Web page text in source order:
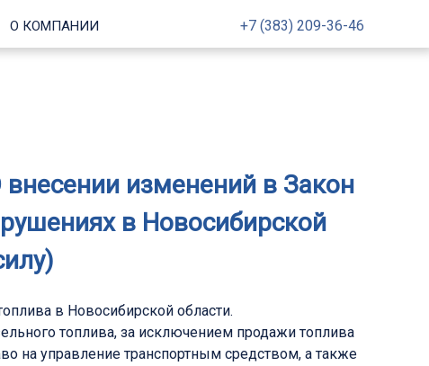
О КОМПАНИИ +7 (383) 209-36-46
изменений в Закон
в Новосибирской
в Новосибирской области.
топлива, за исключением продажи топлива
на управление транспортным средством, а также